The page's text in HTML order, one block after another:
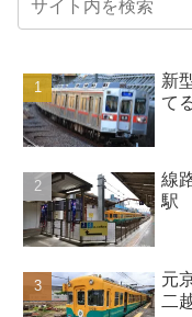
新
て
線
駅
元
二